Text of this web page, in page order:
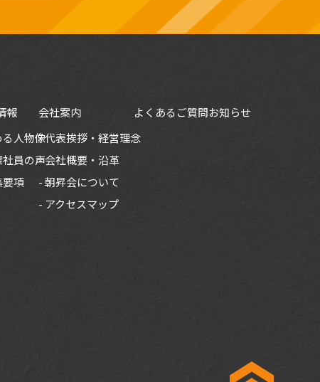
報
る人物像
社員の声
要項
会社案内
代表挨拶・経営理念
会社概要・沿革
朝昇会について
アクセスマップ
よくあるご質問お知らせ